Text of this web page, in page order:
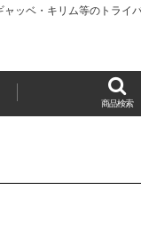
ッベ・キリム等のトライ
商品検索